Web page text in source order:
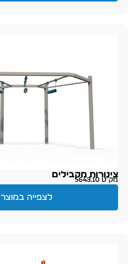
צינורות מקבילים
מק״ט 5643.10
לצפייה במוצר